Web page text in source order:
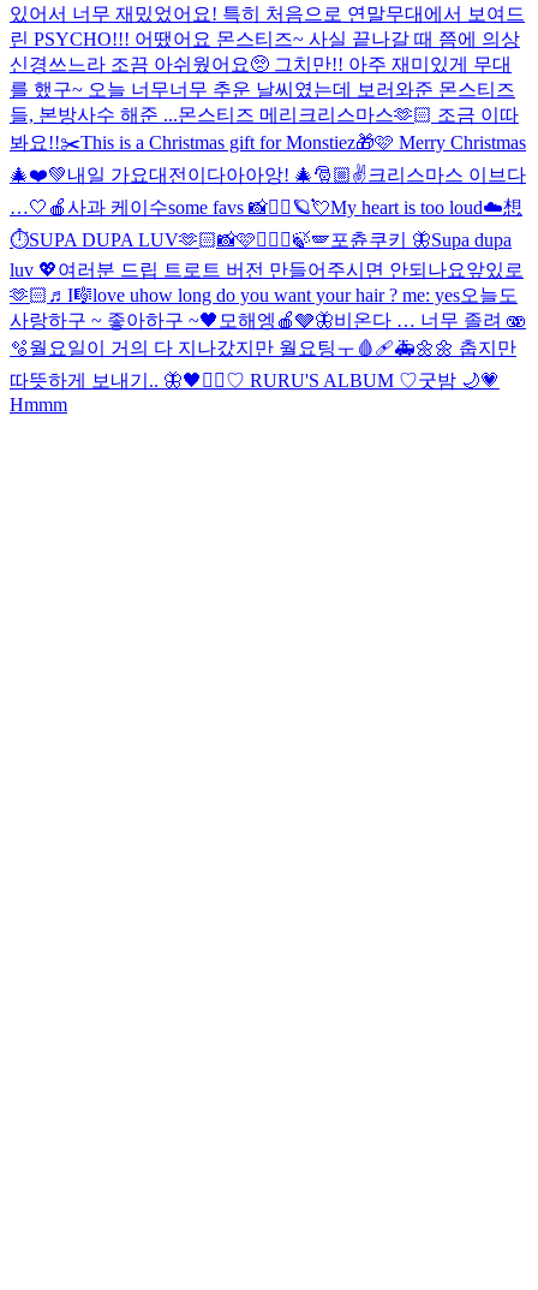
있어서 너무 재밌었어요! 특히 처음으로 연말무대에서 보여드
린 PSYCHO!!! 어땠어요 몬스티즈~ 사실 끝나갈 때 쯤에 의상
신경쓰느라 조끔 아쉬웠어요🥺 그치만!! 아주 재미있게 무대
를 했구~ 오늘 너무너무 추운 날씨였는데 보러와준 몬스티즈
들, 본방사수 해준 ...몬스티즈 메리크리스마스🫶🏻 조금 이따
봐요!!✂️This is a Christmas gift for Monstiez🎁🩷 Merry Christmas
🎄❤️💚내일 가요대전이다아아앙! 🎄🎅🏼✌️크리스마스 이브다
…🤍 🍎사과 케이수some favs 📸🧚‍♀️🪐💘My heart is too loud☁️想
⏱️SUPA DUPA LUV🫶🏻📸🩷🧚🏼‍♀️🍃🪽포츈쿠키 🦋Supa dupa
luv 💖여러분 드립 트로트 버전 만들어주시면 안되나요앞있로
🫶🏻 ♬I🎼love uhow long do you want your hair ? me: yes오늘도
사랑하구 ~ 좋아하구 ~🖤 모해엥🍎🩶🦋비온다 … 너무 졸려 🫨
🫧월요일이 거의 다 지나갔지만 월요팅ㅜ 🩸🩹🚑🌼🌼 춥지만
따뜻하게 보내기.. 🦋🖤❤️‍🔥♡ RURU'S ALBUM ♡굿밤 🌙💗
Hmmm